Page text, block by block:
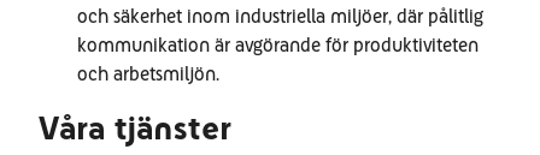
och säkerhet inom industriella miljöer, där pålitlig
kommunikation är avgörande för produktiviteten
och arbetsmiljön.
Våra tjänster